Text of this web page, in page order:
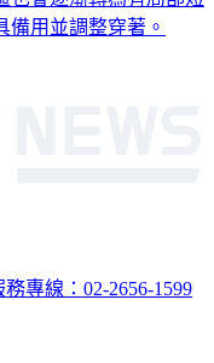
備用並調整穿著。
專線：02-2656-1599